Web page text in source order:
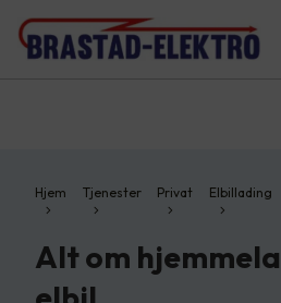
Hjem Tjenester Privat Elbillading
Alt om